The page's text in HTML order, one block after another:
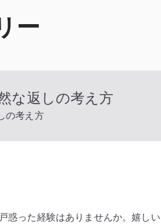
ー
な返しの考え方
の考え方
惑った経験はありませんか。嬉しい